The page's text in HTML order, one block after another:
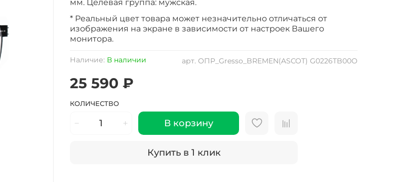
арт. ОПР_Gresso_BREMEN(ASCOT) G0226TB00O
Наличие: В наличии
25 590 ₽
КОЛИЧЕСТВО
В корзину
Купить в 1 клик
мм. Целевая группа: мужская.
* Реальный цвет товара может незначительно отличаться от
изображения на экране в зависимости от настроек Вашего
монитора.